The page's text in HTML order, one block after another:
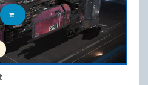
IN DEN WARENKORB